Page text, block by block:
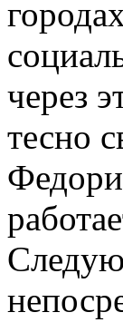
через
тесно